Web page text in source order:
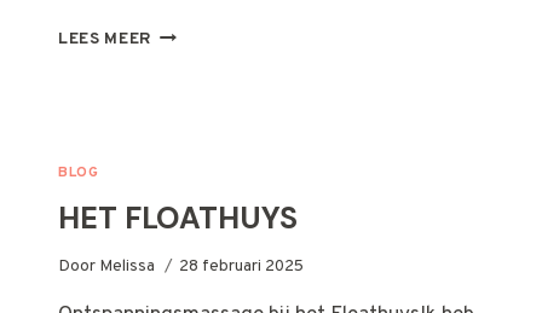
LEES MEER HOLISTISCHE
BLOG
HET FLOATHUYS
Door Melissa 28 februari 2025